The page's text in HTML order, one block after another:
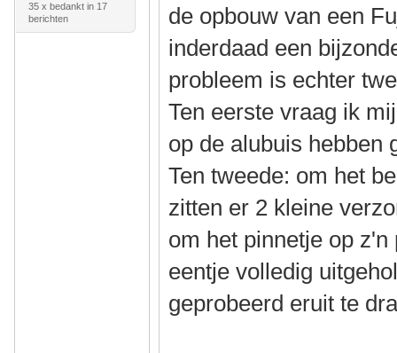
35 x bedankt in 17
berichten
de opbouw van een
inderdaad een
probleem is echter
Ten eerste vraag ik
op de alubuis hebben
Ten tweede: om het
zitten er 2 kleine
om het pinnetje op
eentje volledig
geprobeerd eruit te